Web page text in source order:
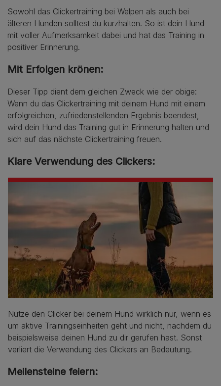
Sowohl das Clickertraining bei Welpen als auch bei
älteren Hunden solltest du kurzhalten. So ist dein Hund
mit voller Aufmerksamkeit dabei und hat das Training in
positiver Erinnerung.
Mit Erfolgen krönen:
Dieser Tipp dient dem gleichen Zweck wie der obige:
Wenn du das Clickertraining mit deinem Hund mit einem
erfolgreichen, zufriedenstellenden Ergebnis beendest,
wird dein Hund das Training gut in Erinnerung halten und
sich auf das nächste Clickertraining freuen.
Klare Verwendung des Clickers:
Nutze den Clicker bei deinem Hund wirklich nur, wenn es
um aktive Trainingseinheiten geht und nicht, nachdem du
beispielsweise deinen Hund zu dir gerufen hast. Sonst
verliert die Verwendung des Clickers an Bedeutung.
Meilensteine feiern: